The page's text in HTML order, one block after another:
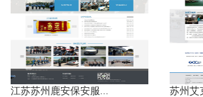
江苏苏州鹿安保安服... 苏州艾